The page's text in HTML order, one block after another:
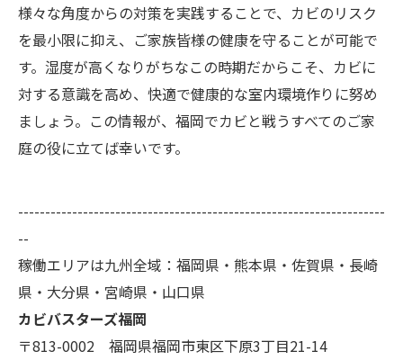
様々な角度からの対策を実践することで、カビのリスク
を最小限に抑え、ご家族皆様の健康を守ることが可能で
す。湿度が高くなりがちなこの時期だからこそ、カビに
対する意識を高め、快適で健康的な室内環境作りに努め
ましょう。この情報が、福岡でカビと戦うすべてのご家
庭の役に立てば幸いです。
--------------------------------------------------------------------
--
稼働エリアは九州全域：福岡県・熊本県・佐賀県・長崎
県・大分県・宮崎県・山口県
カビバスターズ福岡
〒813-0002 福岡県福岡市東区下原3丁目21-14